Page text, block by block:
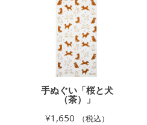
手ぬぐい「桜と犬
（茶）」
¥1,650 （税込）